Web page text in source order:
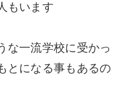
もいます
な一流学校に受かっ
とになる事もあるの